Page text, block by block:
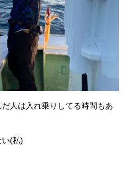
人は入れ乗りしてる時間もあ
い(私)